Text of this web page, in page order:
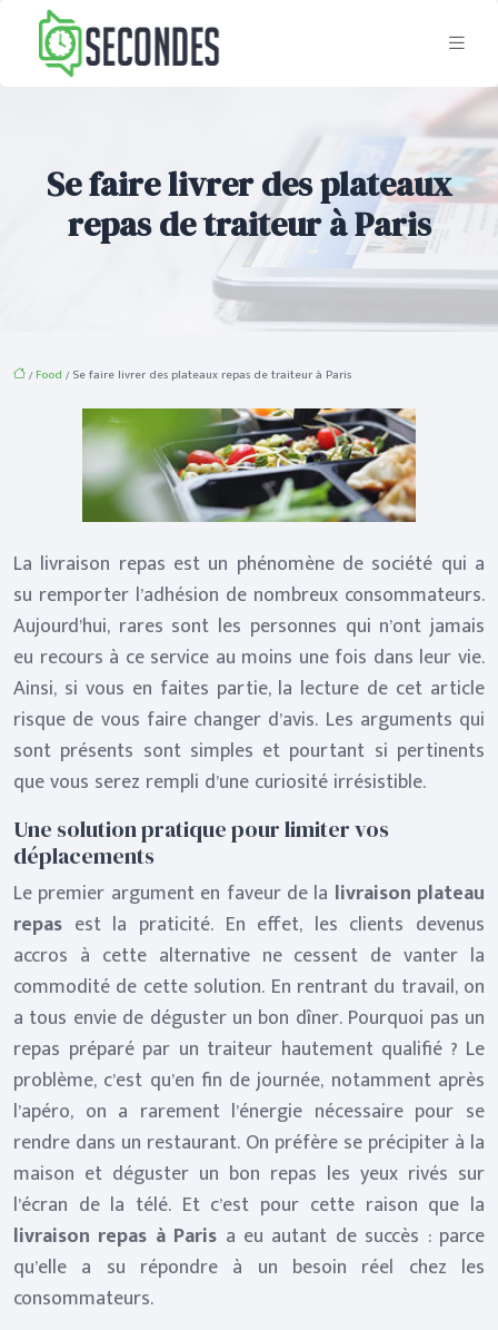
Se faire livrer des plateaux
repas de traiteur à Paris
/Food / Se faire livrer des plateaux repas de traiteur à Paris
La livraison repas est un phénomène de société qui a
su remporter l’adhésion de nombreux consommateurs.
Aujourd’hui, rares sont les personnes qui n’ont jamais
eu recours à ce service au moins une fois dans leur vie.
Ainsi, si vous en faites partie, la lecture de cet article
risque de vous faire changer d’avis. Les arguments qui
sont présents sont simples et pourtant si pertinents
que vous serez rempli d’une curiosité irrésistible.
Une solution pratique pour limiter vos
déplacements
Le premier argument en faveur de la livraison plateau
repas est la praticité. En effet, les clients devenus
accros à cette alternative ne cessent de vanter la
commodité de cette solution. En rentrant du travail, on
a tous envie de déguster un bon dîner. Pourquoi pas un
repas préparé par un traiteur hautement qualifié ? Le
problème, c’est qu’en fin de journée, notamment après
l’apéro, on a rarement l’énergie nécessaire pour se
rendre dans un restaurant. On préfère se précipiter à la
maison et déguster un bon repas les yeux rivés sur
l’écran de la télé. Et c’est pour cette raison que la
livraison repas à Paris a eu autant de succès : parce
qu’elle a su répondre à un besoin réel chez les
consommateurs.